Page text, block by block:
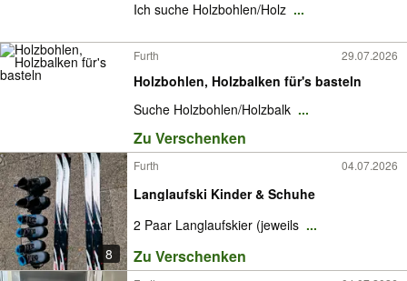
Ich suche Holzbohlen/Holz ...
Furth 29.07.2026
Holzbohlen, Holzbalken für's basteln
Suche Holzbohlen/Holzbalk ...
Zu Verschenken
8
Furth 04.07.2026
Langlaufski Kinder & Schuhe
2 Paar Langlaufskier (jeweils ...
Zu Verschenken